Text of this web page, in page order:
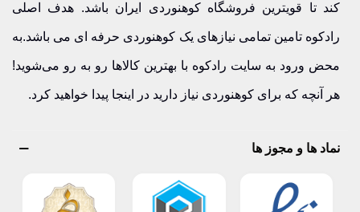
کند تا قویترین فروشگاه کوهنوردی ایران باشد. هدف اصلی
رادکوه تامین تمامی نیازهای یک کوهنوردی حرفه ای می باشد.به
محض ورود به سایت رادکوه با بهترین کالاها رو به رو می‌شوید!
هر آنچه که برای کوهنوردی نیاز دارید در اینجا پیدا خواهید کرد.
نماد ها و مجوز ها